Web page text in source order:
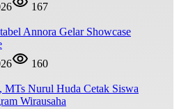
167
Annora Gelar Showcase
160
MTs Nurul Huda Cetak Siswa
Wirausaha